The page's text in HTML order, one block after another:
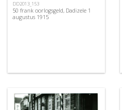
DD2013_153
50 frank oorlogsgeld, Dadizele 1
augustus 1915